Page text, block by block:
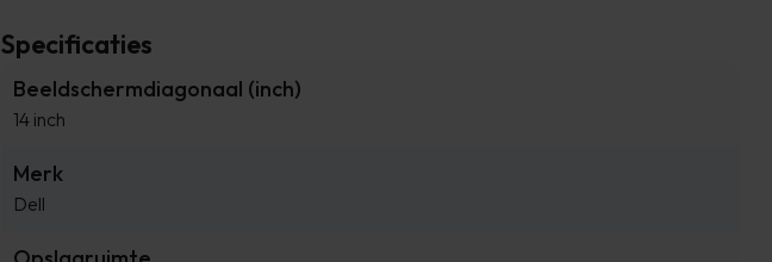
Specificaties
Beeldschermdiagonaal (inch)
14 inch
Merk
Dell